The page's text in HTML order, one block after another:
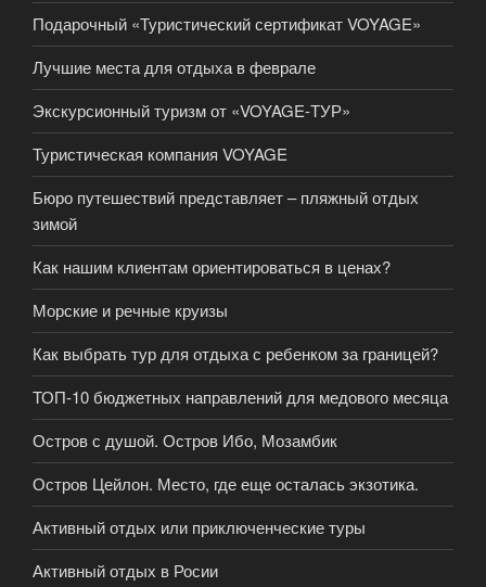
Подарочный «Туристический сертификат VOYAGE»
Лучшие места для отдыха в феврале
Экскурсионный туризм от «VOYAGE-ТУР»
Туристическая компания VOYAGE
Бюро путешествий представляет – пляжный отдых
зимой
Как нашим клиентам ориентироваться в ценах?
Морские и речные круизы
Как выбрать тур для отдыха с ребенком за границей?
ТОП-10 бюджетных направлений для медового месяца
Остров с душой. Остров Ибо, Мозамбик
Остров Цейлон. Место, где еще осталась экзотика.
Активный отдых или приключенческие туры
Активный отдых в Росии